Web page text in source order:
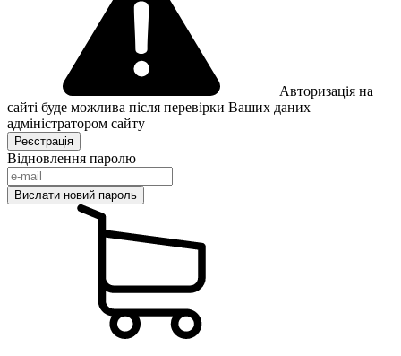
Авторизація на
сайті буде можлива після перевірки Ваших даних
адміністратором сайту
Відновлення паролю